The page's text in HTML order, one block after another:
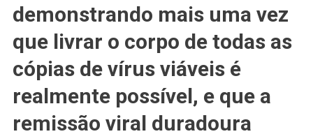
Em
A
Prazo
demonstrando mais uma vez
que livrar o corpo de todas as
cópias de vírus viáveis ​​é
realmente possível, e que a
remissão viral duradoura